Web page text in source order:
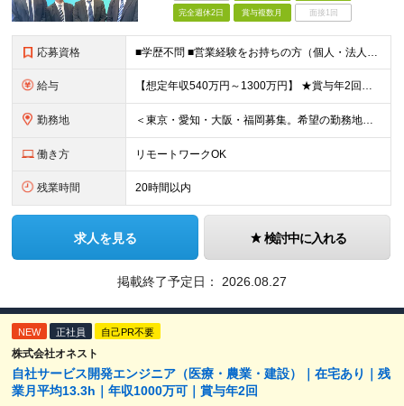
完全週休2日 賞与複数月 面接1回
応募資格 ■学歴不問 ■営業経験をお持ちの方（個人・法人、業界や商材などは不問） ＜以下のような方を歓迎します＞ ■顧客の話を聴き、本音を引き出せる方 ■断られても気持ちを切り替え、次に進める方 ■受け身では
給与 【想定年収540万円～1300万円】 ★賞与年2回＋勤務地手当＋残業手当（年平均残業時間にて算出）を含む ※基本給＋勤務地手当＋役職手当 ※リーダークラス以上は役職手当含む ※勤務地手当：結婚の有無に
勤務地 ＜東京・愛知・大阪・福岡募集。希望の勤務地で働けます＞ 希望通りの配属＆転勤も基本なし！ 「プロジェクト人員の枠を広げたい」などといった、 会社からの強制的な異動・出向依頼はありません。 ■東京オフ
働き方 リモートワークOK
残業時間 20時間以内
求人を見る 検討中に入れる
掲載終了予定日： 2026.08.27
NEW 正社員 自己PR不要
株式会社オネスト
自社サービス開発エンジニア（医療・農業・建設）｜在宅あり｜残
業月平均13.3h｜年収1000万可｜賞与年2回